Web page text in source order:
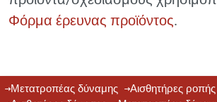
Φόρμα έρευνας προϊόντος.
Μετατροπέας δύναμης
Αισθητήρες ροπής